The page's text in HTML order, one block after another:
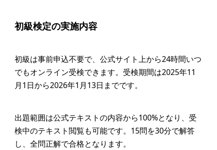
初級検定の実施内容
初級は事前申込不要で、公式サイト上から24時間いつ
でもオンライン受検できます。受検期間は2025年11
月1日から2026年1月13日までです。
出題範囲は公式テキストの内容から100%となり、受
検中のテキスト閲覧も可能です。15問を30分で解答
し、全問正解で合格となります。